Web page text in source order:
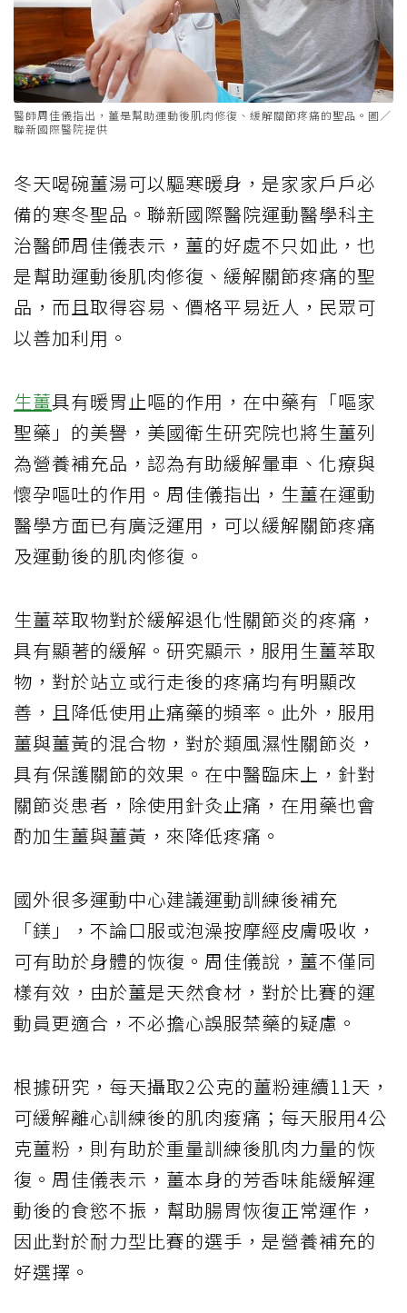
醫師周佳儀指出，薑是幫助運動後肌肉修復、緩解關節疼痛的聖品。圖／
聯新國際醫院提供
冬天喝碗薑湯可以驅寒暖身，是家家戶戶必
備的寒冬聖品。聯新國際醫院運動醫學科主
治醫師周佳儀表示，薑的好處不只如此，也
是幫助運動後肌肉修復、緩解關節疼痛的聖
品，而且取得容易、價格平易近人，民眾可
以善加利用。
生薑具有暖胃止嘔的作用，在中藥有「嘔家
聖藥」的美譽，美國衛生研究院也將生薑列
為營養補充品，認為有助緩解暈車、化療與
懷孕嘔吐的作用。周佳儀指出，生薑在運動
醫學方面已有廣泛運用，可以緩解關節疼痛
及運動後的肌肉修復。
生薑萃取物對於緩解退化性關節炎的疼痛，
具有顯著的緩解。研究顯示，服用生薑萃取
物，對於站立或行走後的疼痛均有明顯改
善，且降低使用止痛藥的頻率。此外，服用
薑與薑黃的混合物，對於類風濕性關節炎，
具有保護關節的效果。在中醫臨床上，針對
關節炎患者，除使用針灸止痛，在用藥也會
酌加生薑與薑黃，來降低疼痛。
國外很多運動中心建議運動訓練後補充
「鎂」，不論口服或泡澡按摩經皮膚吸收，
可有助於身體的恢復。周佳儀說，薑不僅同
樣有效，由於薑是天然食材，對於比賽的運
動員更適合，不必擔心誤服禁藥的疑慮。
根據研究，每天攝取2公克的薑粉連續11天，
可緩解離心訓練後的肌肉痠痛；每天服用4公
克薑粉，則有助於重量訓練後肌肉力量的恢
復。周佳儀表示，薑本身的芳香味能緩解運
動後的食慾不振，幫助腸胃恢復正常運作，
因此對於耐力型比賽的選手，是營養補充的
好選擇。